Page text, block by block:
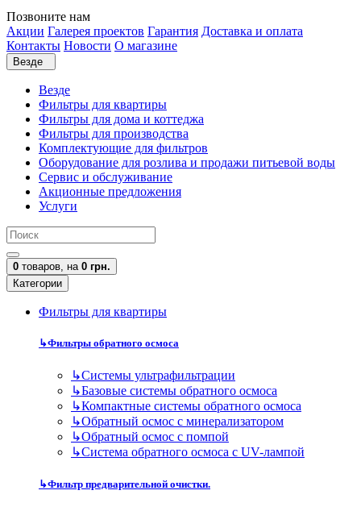
Позвоните нам
Акции Галерея проектов Гарантия Доставка и оплата
Контакты Новости О магазине
Везде
Везде
Фильтры для квартиры
Фильтры для дома и коттеджа
Фильтры для производства
Комплектующие для фильтров
Оборудование для розлива и продажи питьевой воды
Сервис и обслуживание
Акционные предложения
Услуги
0 товаров, на 0 грн.
Категории
Фильтры для квартиры
↳Фильтры обратного осмоса
↳Cистемы ультрафильтрации
↳Базовые системы обратного осмоса
↳Компактные системы обратного осмоса
↳Обратный осмос с минерализатором
↳Обратный осмос с помпой
↳Система обратного осмоса с UV-лампой
↳Фильтр предварительной очистки.